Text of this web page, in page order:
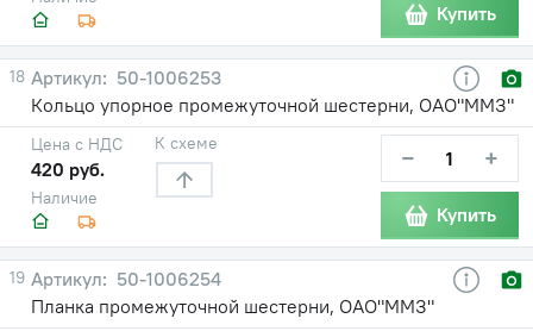
Купить
18
50-1006253
Кольцо упорное промежуточной шестерни, ОАО"ММЗ"
Наличие
Цена с НДС
420 руб.
К схеме − +
Купить
19
50-1006254
Планка промежуточной шестерни, ОАО"ММЗ"